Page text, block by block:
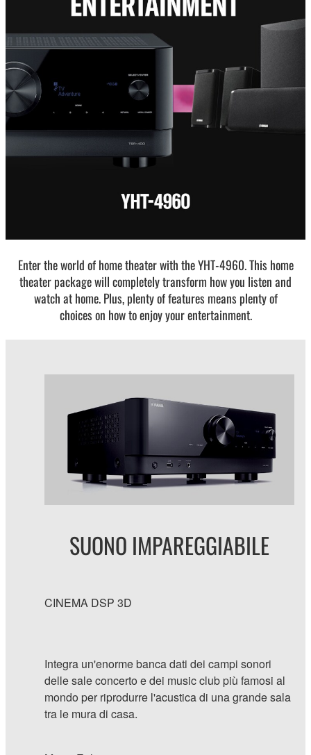
Enter the world of home theater with the YHT-4960. This home
theater package will completely transform how you listen and
watch at home. Plus, plenty of features means plenty of
choices on how to enjoy your entertainment.
SUONO IMPAREGGIABILE
CINEMA DSP 3D
Integra un'enorme banca dati dei campi sonori
delle sale concerto e dei music club più famosi al
mondo per riprodurre l'acustica di una grande sala
tra le mura di casa.